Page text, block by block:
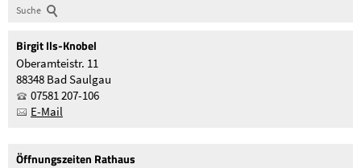
Suche
BirgitIls-Knobel
Oberamteistr. 11
88348 Bad Saulgau
07581 207-106
E-Mail
Öffnungszeiten Rathaus